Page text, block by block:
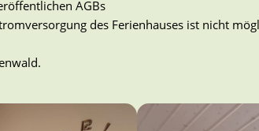
AGBs
des Ferienhauses ist nicht